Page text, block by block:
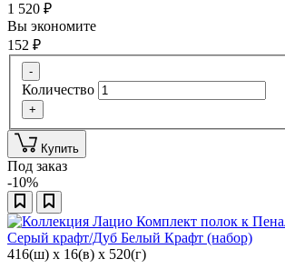
1 520 ₽
Вы экономите
152 ₽
-
Количество
+
Купить
Под заказ
-10%
416(ш) x 16(в) x 520(г)